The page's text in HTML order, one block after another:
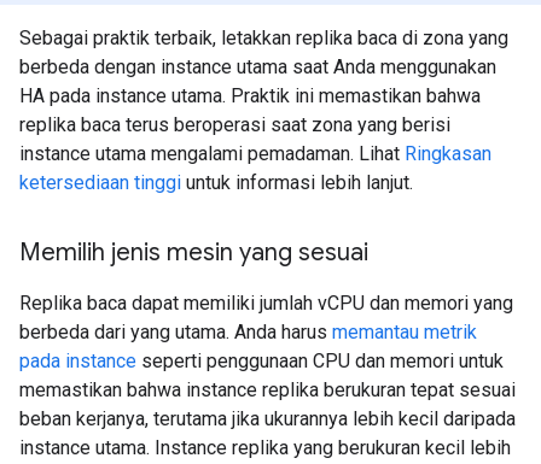
Sebagai praktik terbaik, letakkan replika baca di zona yang
berbeda dengan instance utama saat Anda menggunakan
HA pada instance utama. Praktik ini memastikan bahwa
replika baca terus beroperasi saat zona yang berisi
instance utama mengalami pemadaman. Lihat Ringkasan
ketersediaan tinggi untuk informasi lebih lanjut.
Memilih jenis mesin yang sesuai
Replika baca dapat memiliki jumlah vCPU dan memori yang
berbeda dari yang utama. Anda harus memantau metrik
pada instance seperti penggunaan CPU dan memori untuk
memastikan bahwa instance replika berukuran tepat sesuai
beban kerjanya, terutama jika ukurannya lebih kecil daripada
instance utama. Instance replika yang berukuran kecil lebih